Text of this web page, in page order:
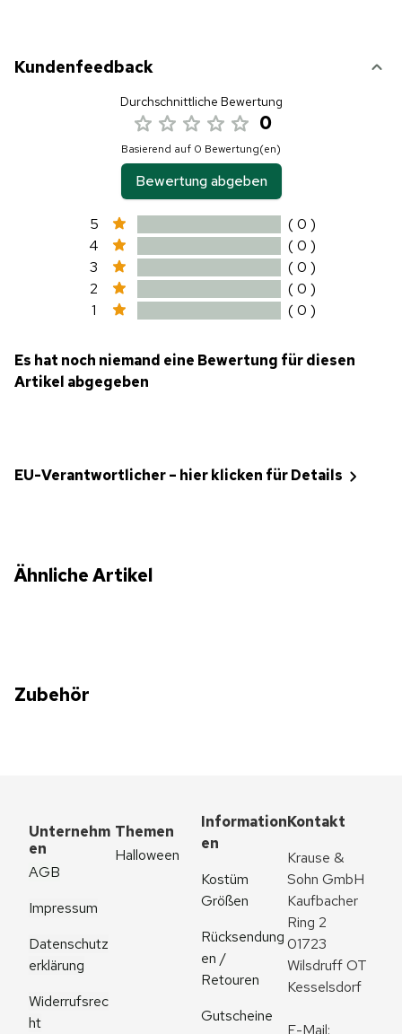
Kundenfeedback
Durchschnittliche Bewertung
0
Basierend auf 0 Bewertung(en)
Bewertung abgeben
5
( 0 )
4
( 0 )
3
( 0 )
2
( 0 )
1
( 0 )
Es hat noch niemand eine Bewertung für diesen
Artikel abgegeben
EU-Verantwortlicher – hier klicken für Details
Ähnliche Artikel
Zubehör
Unternehm
en
AGB
Impressum
Datenschutz
erklärung
Widerrufsrec
ht
Themen
Halloween
Information
en
Kostüm
Größen
Rücksendung
en /
Retouren
Gutscheine
Kontakt
Krause &
Sohn GmbH
Kaufbacher
Ring 2
01723
Wilsdruff OT
Kesselsdorf